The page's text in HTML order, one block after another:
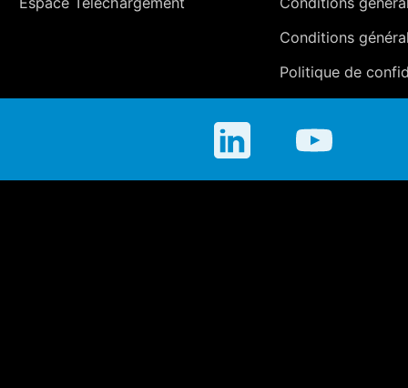
Conditions
Politique de